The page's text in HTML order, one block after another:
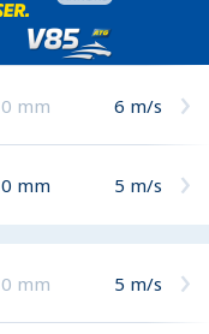
0 mm 6 m/s
0 mm 5 m/s
0 mm 5 m/s